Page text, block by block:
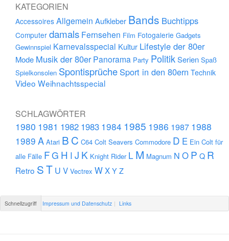
KATEGORIEN
Accessoires Allgemein Aufkleber Bands Buchtipps
Computer damals Fernsehen Film Fotogalerie Gadgets
Gewinnspiel Karnevalsspecial Kultur Lifestyle der 80er
Mode Musik der 80er Panorama Party PolitikSerien Spaß
Spielkonsolen Spontisprüche Sport in den 80ern Technik
Video Weihnachtsspecial
SCHLAGWÖRTER
1980 1981 1982 1983 1984 1985 1986 1987 1988
1989 A Atari B C C64 Colt Seavers Commodore D E Ein Colt für
alle Fälle FG H I J K Knight Rider L M Magnum N O P Q R
Retro ST U V Vectrex WXYZ
Schnellzugriff Impressum und Datenschutz Links